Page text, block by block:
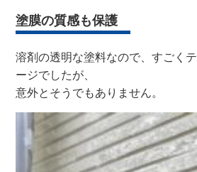
塗膜の質感も保護
溶剤の透明な塗料なので、すごく
ージでしたが、
意外とそうでもありません。